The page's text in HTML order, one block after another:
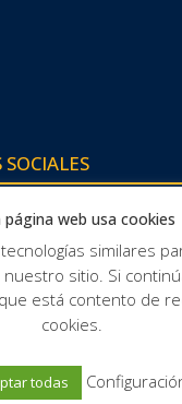
Protección de datos
página web usa cookies
similares
sitio. Si
está contento de
cookies.
todas